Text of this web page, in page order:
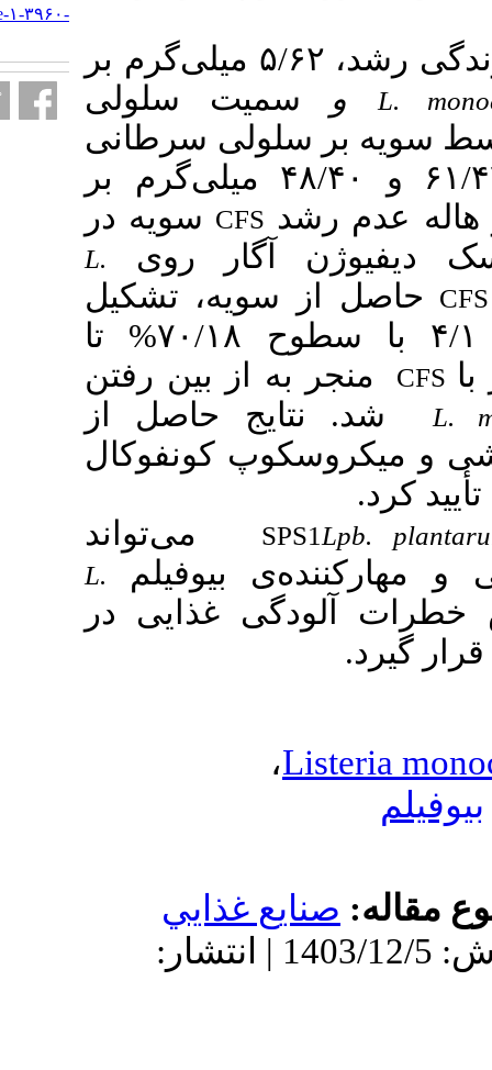
میلی‌گرم بر
سمیت سلولی
سرطانی
۶۱/۴۷ و ۴۸/۴۰ میلی‌گرم بر
CFSسویه در
روی
تشکیل
با سطوح ۷۰/۱۸% تا
از بین رفتن
حاصل از
کونفوکال
می‌تواند
بیوفیلم
L.
غذایی در
،
غذايي
دریافت: 1403/10/11 | پذیرش: 1403/12/5 | انتشار:
http://nsft.sbmu.ac.ir/article-۱-۳۹۶۰-